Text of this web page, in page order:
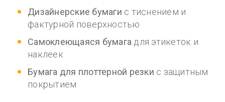
Дизайнерские бумаги с тиснением и
фактурной поверхностью
Самоклеющаяся бумага для этикеток и
наклеек
Бумага для плоттерной резки с защитным
покрытием